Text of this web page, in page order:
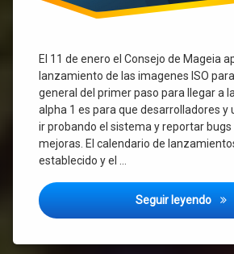
El 11 de enero el Consejo de Mageia
lanzamiento de las imagenes ISO
general del primer paso para llegar a
alpha 1 es para que desarrolladores y
ir probando el sistema y reportar bugs
mejoras. El calendario de
establecido y el …
Seguir leyendo